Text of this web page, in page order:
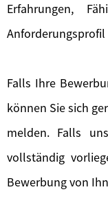
Erfahrungen,
Anforderungsprofil
Falls Ihre
können Sie sich
melden. Falls
vollständig
Bewerbung von